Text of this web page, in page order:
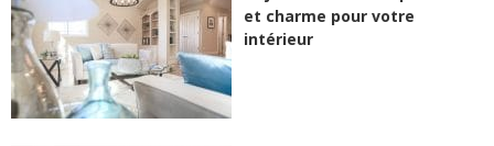
et charme pour votre
intérieur